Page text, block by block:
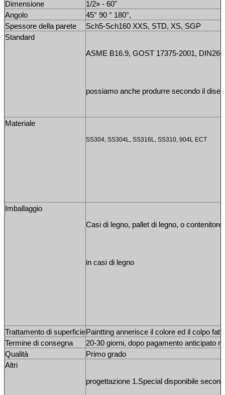
Dimensione
1/2» - 60"
Angolo
45° 90 ° 180°,
Spessore della parete
Sch5-Sch160 XXS, STD, XS, SGP
Standard
ASME B16.9, GOST 17375-2001,
possiamo anche produrre secondo il
Materiale
SS304, SS304L, SS316L, SS310, 904L ECT
Imballaggio
Casi di legno, pallet di legno, o
in casi di legno
Trattamento di superficiePaintting annerisce il colore ed il colpo
Termine di consegna
20-30 giorni, dopo pagamento anticipato
Qualità
Primo grado
Altri
progettazione 1.Special disponibile